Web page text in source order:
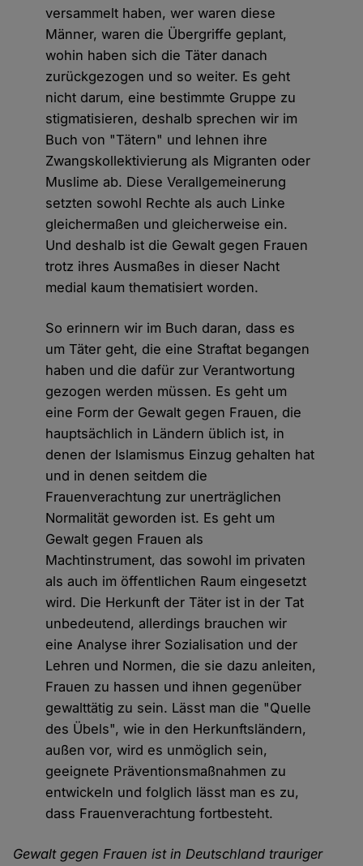
versammelt haben, wer waren diese
Männer, waren die Übergriffe geplant,
wohin haben sich die Täter danach
zurückgezogen und so weiter. Es geht
nicht darum, eine bestimmte Gruppe zu
stigmatisieren, deshalb sprechen wir im
Buch von "Tätern" und lehnen ihre
Zwangskollektivierung als Migranten oder
Muslime ab. Diese Verallgemeinerung
setzten sowohl Rechte als auch Linke
gleichermaßen und gleicherweise ein.
Und deshalb ist die Gewalt gegen Frauen
trotz ihres Ausmaßes in dieser Nacht
medial kaum thematisiert worden.
So erinnern wir im Buch daran, dass es
um Täter geht, die eine Straftat begangen
haben und die dafür zur Verantwortung
gezogen werden müssen. Es geht um
eine Form der Gewalt gegen Frauen, die
hauptsächlich in Ländern üblich ist, in
denen der Islamismus Einzug gehalten hat
und in denen seitdem die
Frauenverachtung zur unerträglichen
Normalität geworden ist. Es geht um
Gewalt gegen Frauen als
Machtinstrument, das sowohl im privaten
als auch im öffentlichen Raum eingesetzt
wird. Die Herkunft der Täter ist in der Tat
unbedeutend, allerdings brauchen wir
eine Analyse ihrer Sozialisation und der
Lehren und Normen, die sie dazu anleiten,
Frauen zu hassen und ihnen gegenüber
gewalttätig zu sein. Lässt man die "Quelle
des Übels", wie in den Herkunftsländern,
außen vor, wird es unmöglich sein,
geeignete Präventionsmaßnahmen zu
entwickeln und folglich lässt man es zu,
dass Frauenverachtung fortbesteht.
Gewalt gegen Frauen ist in Deutschland trauriger